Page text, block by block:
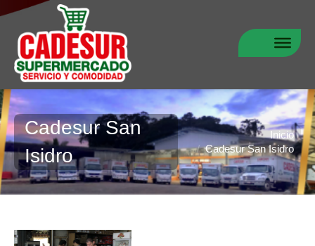
Cadesur San
Isidro
Estás aquí:
Inicio
Cadesur San Isidro